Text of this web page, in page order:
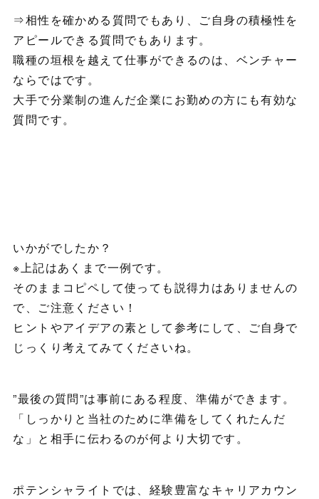
⇒相性を確かめる質問でもあり、ご自身の積極性を
アピールできる質問でもあります。
職種の垣根を越えて仕事ができるのは、ベンチャー
ならではです。
大手で分業制の進んだ企業にお勤めの方にも有効な
質問です。
いかがでしたか？
※上記はあくまで一例です。
そのままコピペして使っても説得力はありませんの
で、ご注意ください！
ヒントやアイデアの素として参考にして、ご自身で
じっくり考えてみてくださいね。
”最後の質問”は事前にある程度、準備ができます。
「しっかりと当社のために準備をしてくれたんだ
な」と相手に伝わるのが何より大切です。
ポテンシャライトでは、経験豊富なキャリアカウン